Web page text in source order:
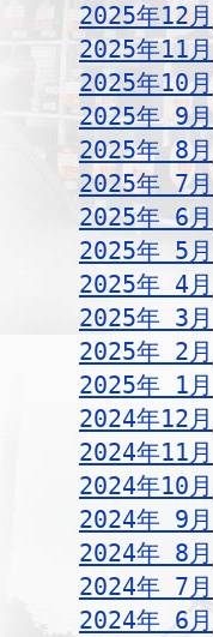
2025年12月
2025年11月
2025年10月
2025年 9月
2025年 8月
2025年 7月
2025年 6月
2025年 5月
2025年 4月
2025年 3月
2025年 2月
2025年 1月
2024年12月
2024年11月
2024年10月
2024年 9月
2024年 8月
2024年 7月
2024年 6月